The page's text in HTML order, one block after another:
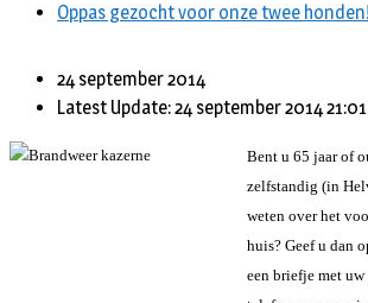
Oppas gezocht voor onze twee honden!
24 september 2014
Latest Update: 24 september 2014 21:01
Bent u 65 jaar of
zelfstandig (in
weten over het
huis? Geef u dan
een briefje met uw